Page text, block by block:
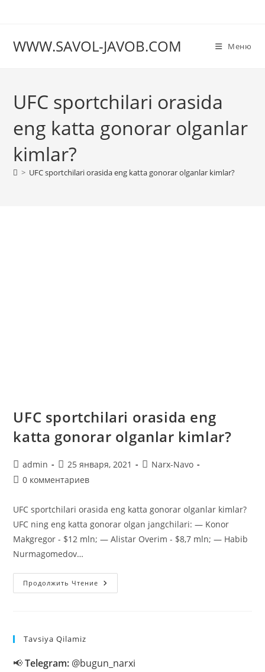
WWW.SAVOL-JAVOB.COM Меню
UFC sportchilari orasida
eng katta gonorar olganlar
kimlar?
> UFC sportchilari orasida eng katta gonorar olganlar kimlar?
UFC sportchilari orasida eng
katta gonorar olganlar kimlar?
Автор
записи:
admin
Запись
опубликована:
25 января, 2021
Рубрика
Narx-Navo
Комментарии
0 комментариев
UFC sportchilari orasida eng katta gonorar olganlar kimlar?
UFC ning eng katta gonorar olgan jangchilari: — Konor
Makgregor - $12 mln; — Alistar Overim - $8,7 mln; — Habib
Nurmagomedov…
Продолжить Чтение UFC
Sportchilari
Tavsiya Qilamiz
📢Telegram: @bugun_narxi